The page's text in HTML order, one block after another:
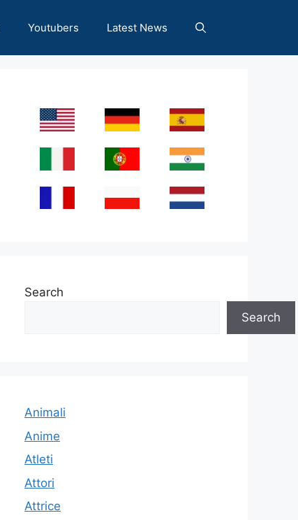
Youtubers Latest News
Search
Search
Animali
Anime
Atleti
Attori
Attrice